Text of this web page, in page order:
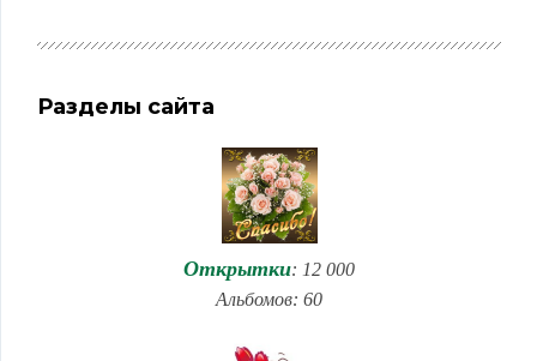
Разделы сайта
Открытки: 12 000
Альбомов: 60